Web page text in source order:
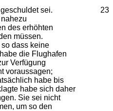
23
sei.
des erhöhten
müssen.
dass keine
die Flughafen
Verfügung
voraussagen;
habe bis
habe sich daher
Sie sei nicht
um so den